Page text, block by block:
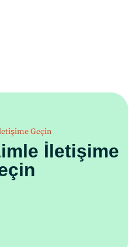
Geçin
İletişime